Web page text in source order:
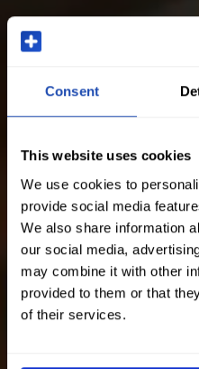
Consent
This website uses cookies
We use cookies to
provide social media
We also share information
our social media,
may combine it with other
provided to them or that
of their services.